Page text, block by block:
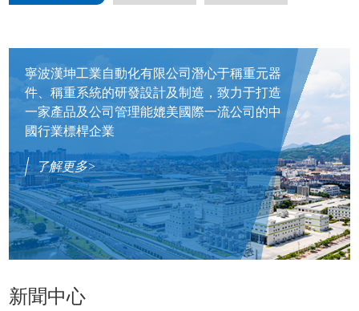
寧波漢坤工業自動化有限公司潛心于稱重元器
件、稱重系統的研發設計及制造，致力于打造
一家產品及公司管理能媲美國際一流公司的中
國行業標桿企業
了解更多>
新聞中心